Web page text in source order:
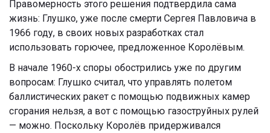
Правомерность этого решения подтвердила сама
жизнь: Глушко, уже после смерти Сергея Павловича в
1966 году, в своих новых разработках стал
использовать горючее, предложенное Королёвым.
В начале 1960-х споры обострились уже по другим
вопросам: Глушко считал, что управлять полетом
баллистических ракет с помощью подвижных камер
сгорания нельзя, а вот с помощью газоструйных рулей
— можно. Поскольку Королёв придерживался